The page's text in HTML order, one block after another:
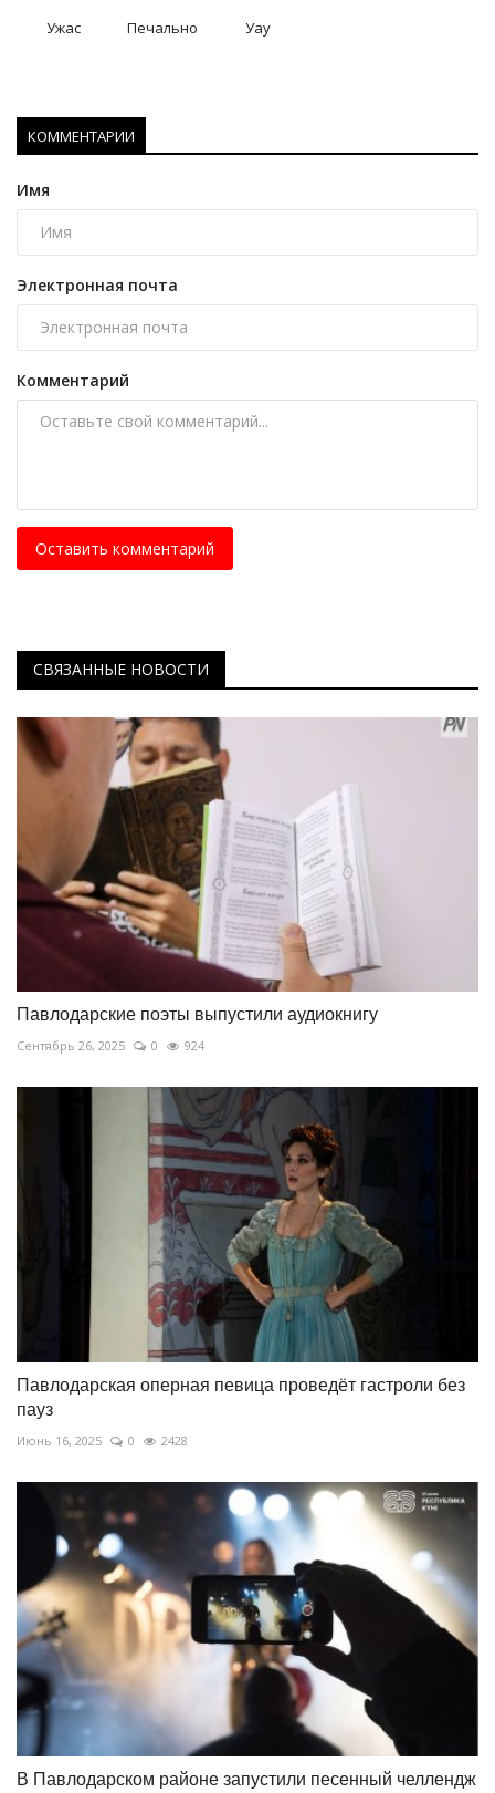
Ужас Печально Уау
КОММЕНТАРИИ
Имя
Электронная почта
Комментарий
Оставить комментарий
СВЯЗАННЫЕ НОВОСТИ
Павлодарские поэты выпустили аудиокнигу
Сентябрь 26, 2025 0 924
Павлодарская оперная певица проведёт гастроли без
пауз
Июнь 16, 2025 0 2428
В Павлодарском районе запустили песенный челлендж